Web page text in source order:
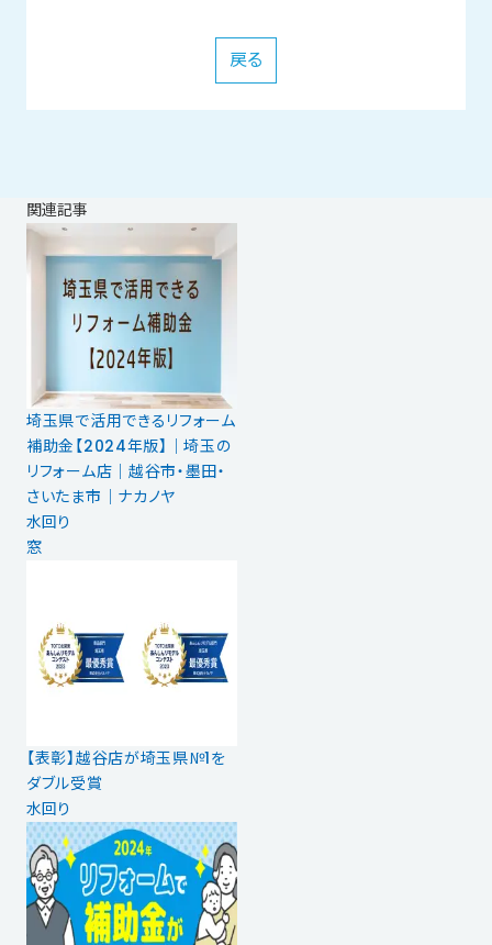
戻る
関連記事
埼玉県で活用できるリフォーム
補助金【2024年版】｜埼玉の
リフォーム店｜越谷市・墨田・
さいたま市｜ナカノヤ
水回り
窓
【表彰】越谷店が埼玉県№1を
ダブル受賞
水回り